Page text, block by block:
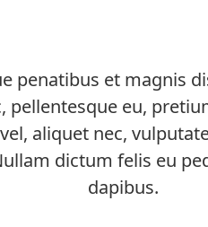
penatibus et magnis
eu,
aliquet nec,
dictum felis eu
dapibus.